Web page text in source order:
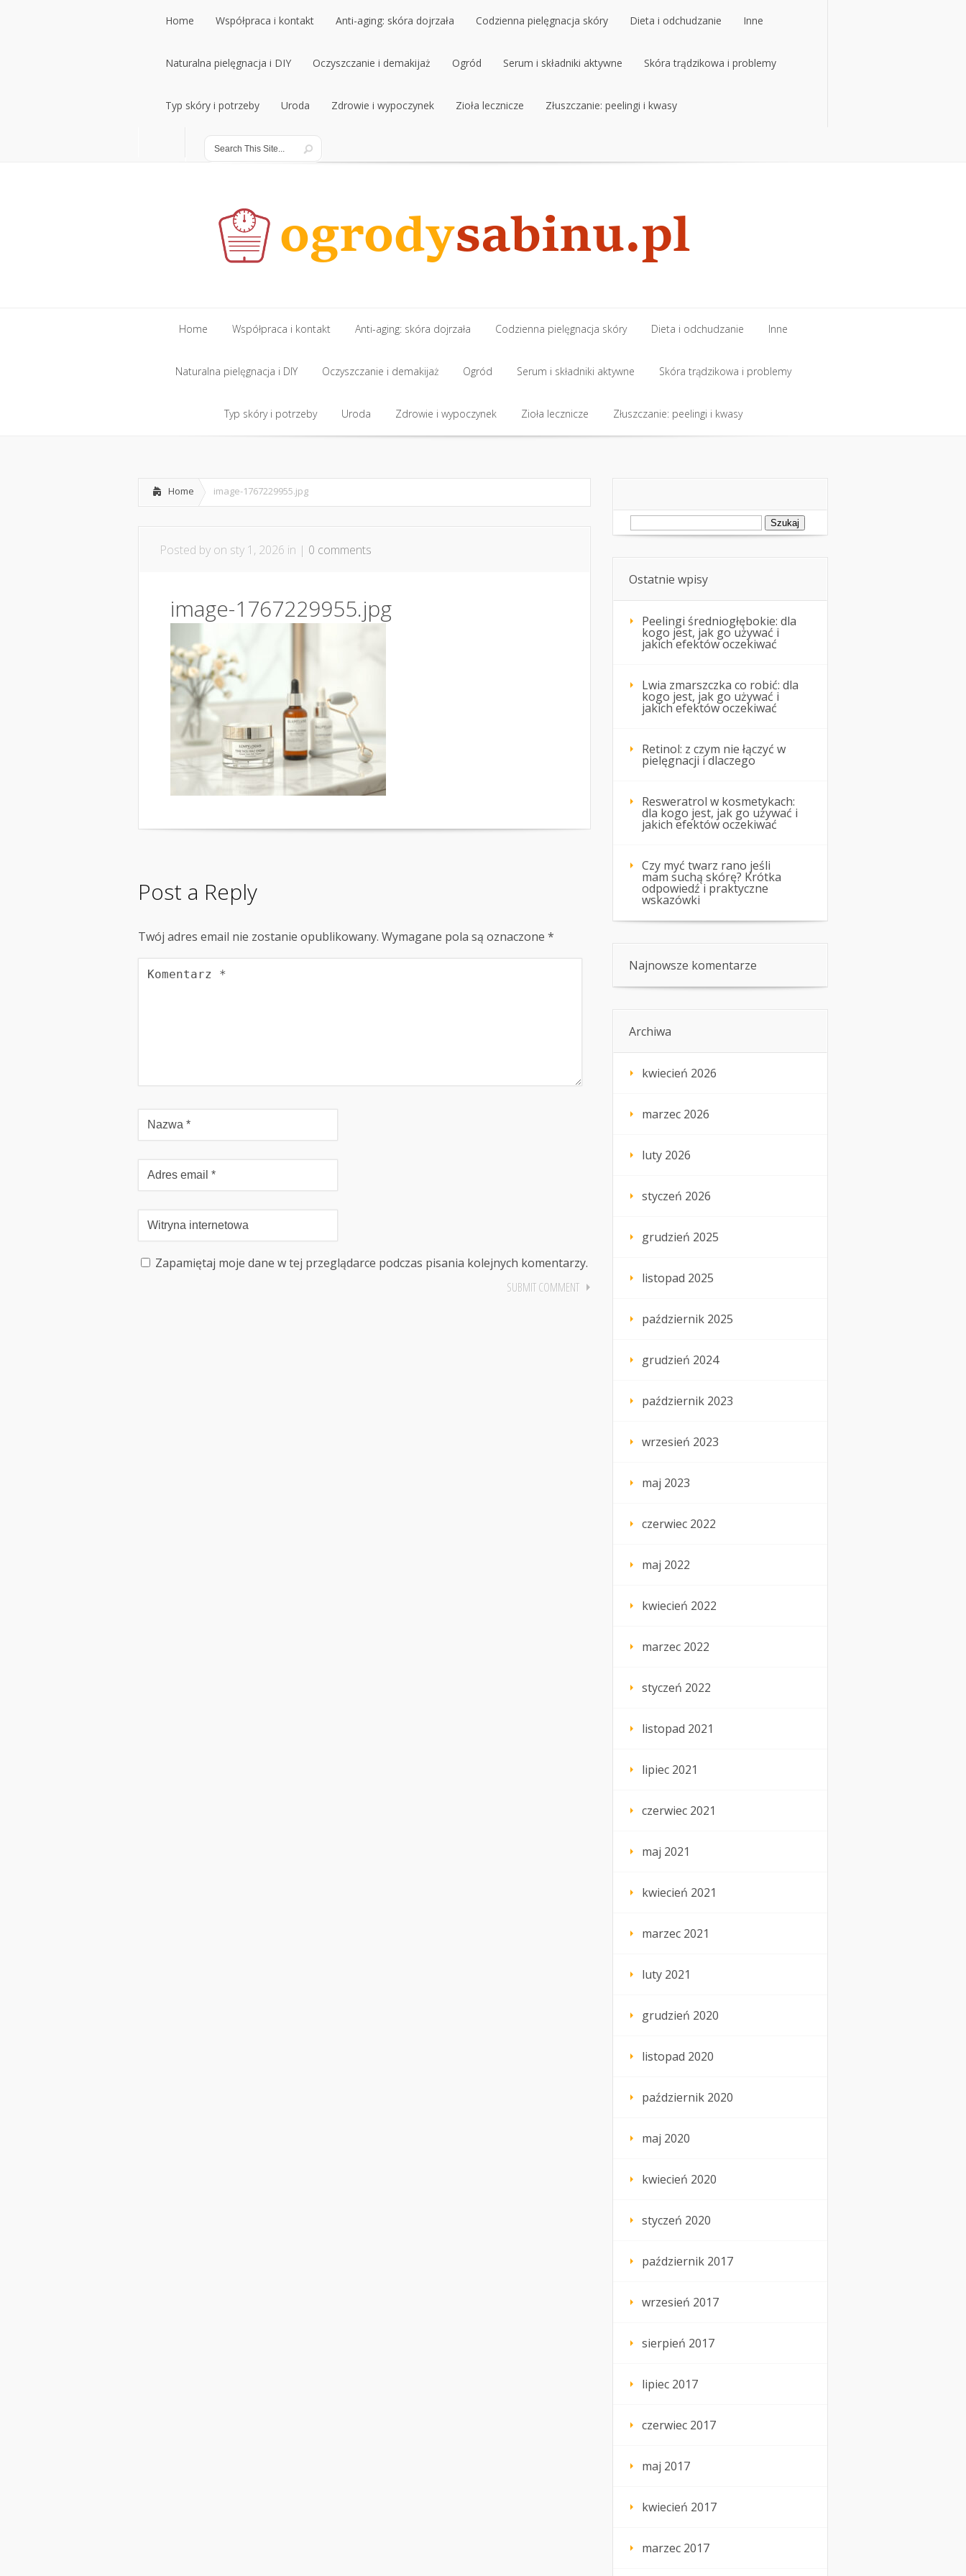
Home
Home
Współpraca i kontakt
Współpraca i kontakt
Anti-aging: skóra dojrzała
Anti-aging: skóra dojrzała
Codzienna pielęgnacja skóry
Codzienna pielęgnacja skóry
Dieta i odchudzanie
Dieta i odchudzanie
Inne
Inne
Naturalna pielęgnacja i DIY
Naturalna pielęgnacja i DIY
Oczyszczanie i demakijaż
Oczyszczanie i demakijaż
Ogród
Ogród
Serum i składniki aktywne
Serum i składniki aktywne
Skóra trądzikowa i problemy
Skóra trądzikowa i problemy
Typ skóry i potrzeby
Typ skóry i potrzeby
Uroda
Uroda
Zdrowie i wypoczynek Zioła lecznicze Złuszczanie: peelingi i kwasy
Home
Home
Współpraca i kontakt
Współpraca i kontakt
Anti-aging: skóra dojrzała
Anti-aging: skóra dojrzała
Codzienna pielęgnacja skóry
Codzienna pielęgnacja skóry
Dieta i odchudzanie
Dieta i odchudzanie
Inne
Inne
Naturalna pielęgnacja i DIY
Naturalna pielęgnacja i DIY
Oczyszczanie i demakijaż
Oczyszczanie i demakijaż
Ogród
Ogród
Serum i składniki aktywne
Serum i składniki aktywne
Skóra trądzikowa i problemy
Skóra trądzikowa i problemy
Typ skóry i potrzeby Uroda Zdrowie i wypoczynek Zioła lecznicze Złuszczanie: peelingi i kwasy
Home image-1767229955.jpg
Posted by on sty 1, 2026 in | 0 comments
image-1767229955.jpg
Post a Reply
Twój adres email nie zostanie opublikowany. Wymagane pola są oznaczone *
Zapamiętaj moje dane w tej przeglądarce podczas pisania kolejnych komentarzy.
Szukaj:
Ostatnie wpisy
Peelingi średniogłębokie: dla
kogo jest, jak go używać i
jakich efektów oczekiwać
Lwia zmarszczka co robić: dla
kogo jest, jak go używać i
jakich efektów oczekiwać
Retinol: z czym nie łączyć w
pielęgnacji i dlaczego
Resweratrol w kosmetykach:
dla kogo jest, jak go używać i
jakich efektów oczekiwać
Czy myć twarz rano jeśli
mam suchą skórę? Krótka
odpowiedź i praktyczne
wskazówki
Najnowsze komentarze
Archiwa
kwiecień 2026
marzec 2026
luty 2026
styczeń 2026
grudzień 2025
listopad 2025
październik 2025
grudzień 2024
październik 2023
wrzesień 2023
maj 2023
czerwiec 2022
maj 2022
kwiecień 2022
marzec 2022
styczeń 2022
listopad 2021
lipiec 2021
czerwiec 2021
maj 2021
kwiecień 2021
marzec 2021
luty 2021
grudzień 2020
listopad 2020
październik 2020
maj 2020
kwiecień 2020
styczeń 2020
październik 2017
wrzesień 2017
sierpień 2017
lipiec 2017
czerwiec 2017
maj 2017
kwiecień 2017
marzec 2017